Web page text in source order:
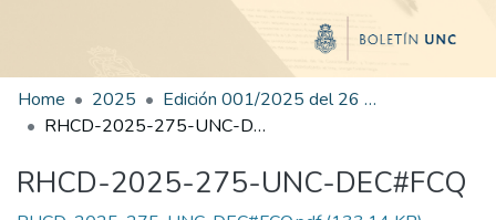
Home 2025
Edición 001/2025 del 26 de mayo de 2025
RHCD-2025-275-UNC-DEC#FCQ
RHCD-2025-275-UNC-DEC#FCQ